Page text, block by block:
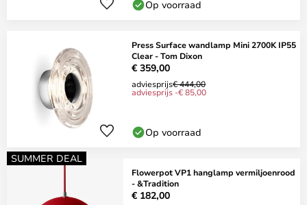
Op voorraad
Press Surface wandlamp Mini 2700K IP55
Clear - Tom Dixon
€ 359,00
adviesprijs€ 444,00
adviesprijs -€ 85,00
Op voorraad
SUMMER DEAL
Flowerpot VP1 hanglamp vermiljoenrood
- &Tradition
€ 182,00